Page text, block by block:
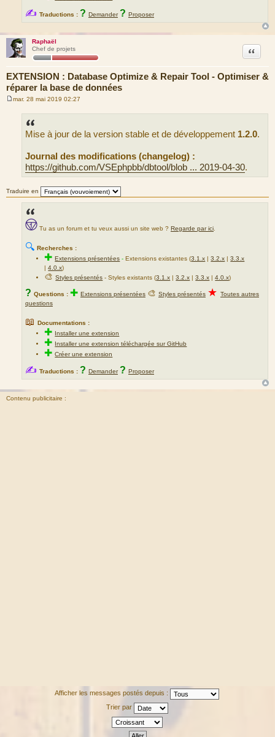
✍ Traductions : ? Demander ? Proposer
Raphaël
Chef de projets
EXTENSION : Database Optimize & Repair Tool - Optimiser &
réparer la base de données
Citation
mar. 28 mai 2019 02:27
Mise à jour de la version stable et de développement 1.2.0.
Journal des modifications (changelog) :
https://github.com/VSEphpbb/dbtool/blob ... 2019-04-30.
Traduire en
Tu as un forum et tu veux aussi un site web ? Regarde par ici
🔍 Recherches :
✚Extensions présentées -Extensions existantes (3.1.x |3.2.x |3.3.x
|4.0.x)
🎨Styles présentés - Styles existants (3.1.x |3.2.x |3.3.x |4.0.x)
? Questions : ✚ Extensions présentées 🎨 Styles présentés ★ Toutes autres
questions
📖 Documentations :
✚ Installer une extension
✚ Installer une extension téléchargée sur GitHub
✚Créer une extension
✍ Traductions : ? Demander ? Proposer
Contenu publicitaire :
Afficher les messages postés depuis :
Trier par